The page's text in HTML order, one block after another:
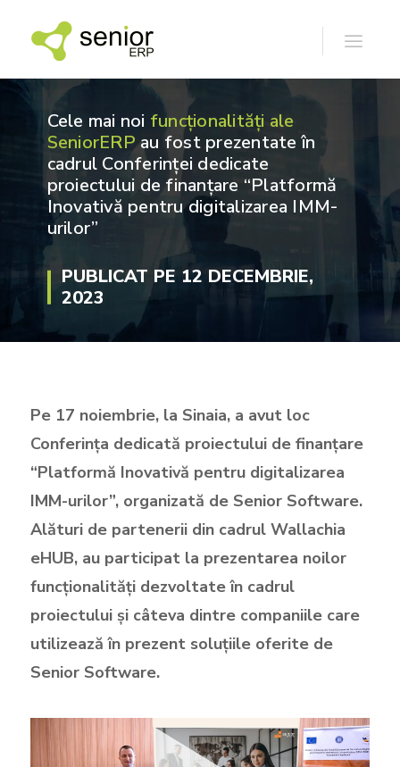
Cele mai noi funcționalități ale
SeniorERPau fost prezentate în
cadrul Conferinței dedicate
proiectului de finanțare “Platformă
Inovativă pentru digitalizarea IMM-
urilor”
PUBLICAT PE 12 DECEMBRIE,
2023
Pe 17 noiembrie, la Sinaia, a avut loc
Conferința dedicată proiectului de finanțare
“Platformă Inovativă pentru digitalizarea
IMM-urilor”, organizată de Senior Software.
Alături de partenerii din cadrul Wallachia
eHUB, au participat la prezentarea noilor
funcționalități dezvoltate în cadrul
proiectului și câteva dintre companiile care
utilizează în prezent soluțiile oferite de
Senior Software.